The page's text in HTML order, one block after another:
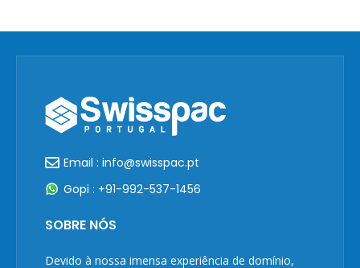
Email : info@swisspac.pt
Gopi : +91-992-537-1456
SOBRE NÓS
Devido à nossa imensa experiência de domínio,